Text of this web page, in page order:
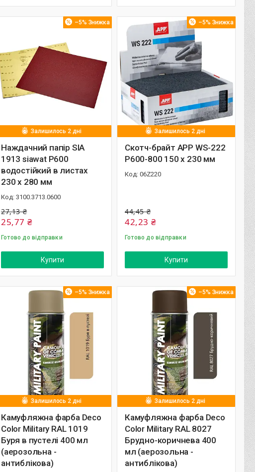
–5%
Залишилось 2 дні
Наждачний папір SIA
1913 siawat P600
водостійкий в листах
230 х 280 мм
3100.3713.0600
27,13 ₴
25,77 ₴
Готово до відправки
Купити
–5%
Залишилось 2 дні
Скотч-брайт APP WS-222
P600-800 150 x 230 мм
06Z220
44,45 ₴
42,23 ₴
Готово до відправки
Купити
–5%
Залишилось 2 дні
Камуфляжна фарба Deco
Color Military RAL 1019
Буря в пустелі 400 мл
(аерозольна -
антиблікова)
–5%
Залишилось 2 дні
Камуфляжна фарба Deco
Color Military RAL 8027
Брудно-коричнева 400
мл (аерозольна -
антиблікова)